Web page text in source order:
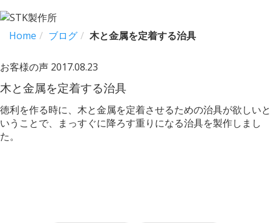
Home ブログ 木と金属を定着する治具
お客様の声 2017.08.23
木と金属を定着する治具
徳利を作る時に、木と金属を定着させるための治具が欲しいと
いうことで、まっすぐに降ろす重りになる治具を製作しまし
た。